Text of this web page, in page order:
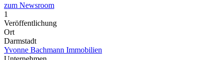
zum Newsroom
1
Veröffentlichung
Ort
Darmstadt
Yvonne Bachmann Immobilien